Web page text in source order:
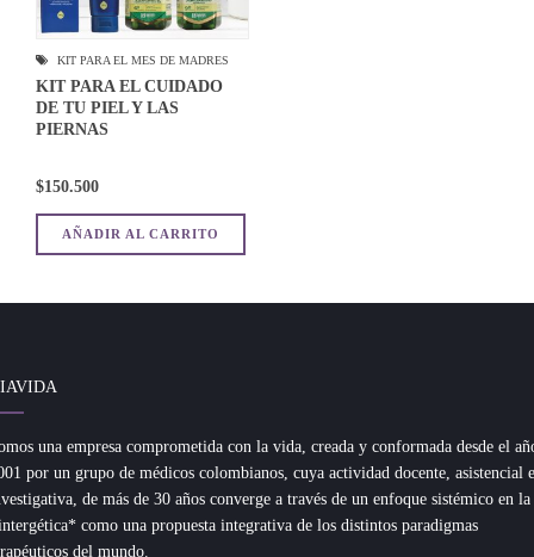
KIT PARA EL MES DE MADRES
KIT PARA EL CUIDADO
DE TU PIEL Y LAS
PIERNAS
$150.500
AÑADIR AL CARRITO
una empresa comprometida con la vida, creada y conformada desde el
por un grupo de médicos colombianos, cuya actividad docente, asistencial e
de más de 30 años converge a través de un enfoque sistémico en la
como una propuesta integrativa de los distintos paradigmas
del mundo.